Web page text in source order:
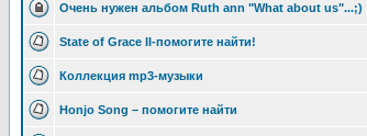
Очень нужен альбом Ruth ann "What about us"...;)
State of Grace II-помогите найти!
Коллекция mp3-музыки
Honjo Song – помогите найти